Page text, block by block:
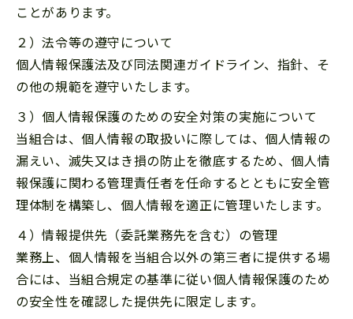
ことがあります。
２）法令等の遵守について
個人情報保護法及び同法関連ガイドライン、指針、そ
の他の規範を遵守いたします。
３）個人情報保護のための安全対策の実施について
当組合は、個人情報の取扱いに際しては、個人情報の
漏えい、滅失又はき損の防止を徹底するため、個人情
報保護に関わる管理責任者を任命するとともに安全管
理体制を構築し、個人情報を適正に管理いたします。
４）情報提供先（委託業務先を含む）の管理
業務上、個人情報を当組合以外の第三者に提供する場
合には、当組合規定の基準に従い個人情報保護のため
の安全性を確認した提供先に限定します。